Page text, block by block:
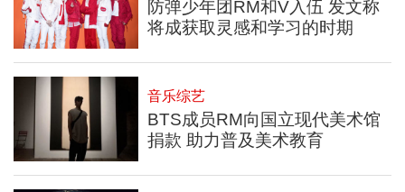
防弹少年团RM和V入伍 发文称
将成获取灵感和学习的时期
音乐综艺
BTS成员RM向国立现代美术馆
捐款 助力普及美术教育